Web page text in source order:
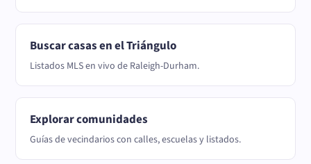
Buscar casas en el Triángulo
Listados MLS en vivo de Raleigh-Durham.
Explorar comunidades
Guías de vecindarios con calles, escuelas y listados.